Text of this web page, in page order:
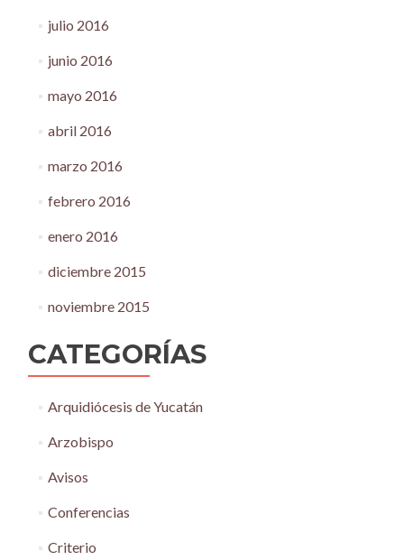
julio 2016
junio 2016
mayo 2016
abril 2016
marzo 2016
febrero 2016
enero 2016
diciembre 2015
noviembre 2015
CATEGORÍAS
Arquidiócesis de Yucatán
Arzobispo
Avisos
Conferencias
Criterio